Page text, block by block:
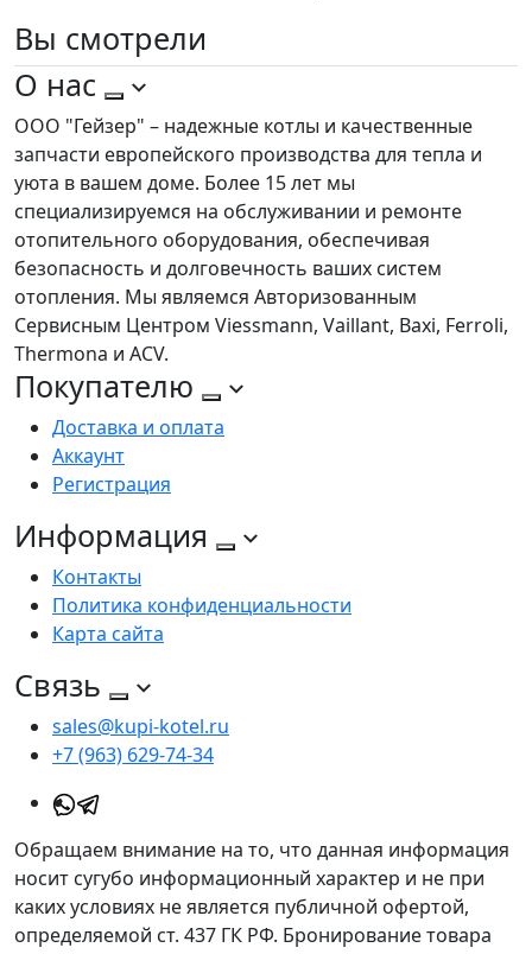
Вы смотрели
О нас
ООО "Гейзер" – надежные котлы и качественные
запчасти европейского производства для тепла и
уюта в вашем доме. Более 15 лет мы
специализируемся на обслуживании и ремонте
отопительного оборудования, обеспечивая
безопасность и долговечность ваших систем
отопления. Мы являемся Авторизованным
Сервисным Центром Viessmann, Vaillant, Baxi, Ferroli,
Thermona и ACV.
Покупателю
Доставка и оплата
Аккаунт
Регистрация
Информация
Контакты
Политика конфиденциальности
Карта сайта
Связь
sales@kupi-kotel.ru
+7 (963) 629-74-34
Обращаем внимание на то, что данная информация
носит сугубо информационный характер и не при
каких условиях не является публичной офертой,
определяемой ст. 437 ГК РФ. Бронирование товара